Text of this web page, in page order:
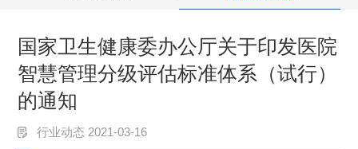
国家卫生健康委办公厅关于印发医院
智慧管理分级评估标准体系（试行）
的通知
行业动态 2021-03-16